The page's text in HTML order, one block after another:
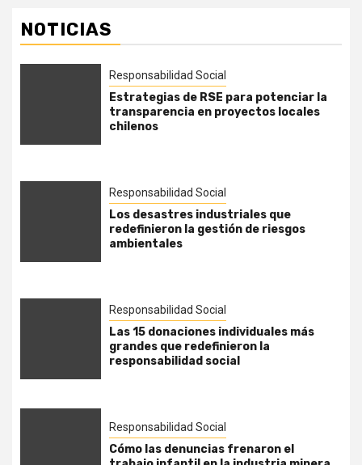
NOTICIAS
Responsabilidad Social
Estrategias de RSE para potenciar la
transparencia en proyectos locales
chilenos
Responsabilidad Social
Los desastres industriales que
redefinieron la gestión de riesgos
ambientales
Responsabilidad Social
Las 15 donaciones individuales más
grandes que redefinieron la
responsabilidad social
Responsabilidad Social
Cómo las denuncias frenaron el